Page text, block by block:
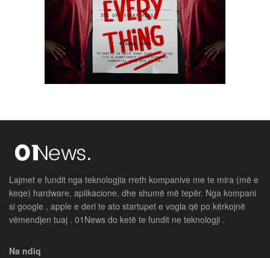
Lajmet e fundit nga teknologjia rreth kompanive me te mira (më e
keqe) hardware, aplikacione, dhe shumë më tepër. Nga kompani
si google , apple e deri te ato startupet e vogla që po kërkojnë
vëmendjen tuaj . 01News do ketë te fundit ne teknologji .
Na ndiq